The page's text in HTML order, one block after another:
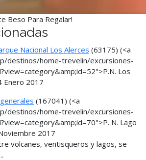
Beso Para Regalar!
Nacional Los Alerces (63175) (<a
destinos/home-trevelin/excursiones-
Los
Enero 2017
(167041) (<a
destinos/home-trevelin/excursiones-
N. Lago
2017
volcanes, ventisqueros y lagos, se